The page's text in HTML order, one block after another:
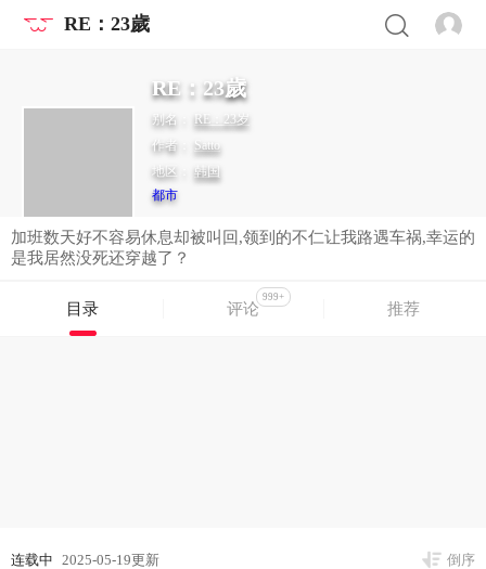
RE：23歲
RE：23歲
别名： RE：23岁
作者： Satto
地区： 韩国
都市
加班数天好不容易休息却被叫回,领到的不仁让我路遇车祸,幸运的
是我居然没死还穿越了？
目录 评论
999+
推荐
连载中 2025-05-19更新 倒序